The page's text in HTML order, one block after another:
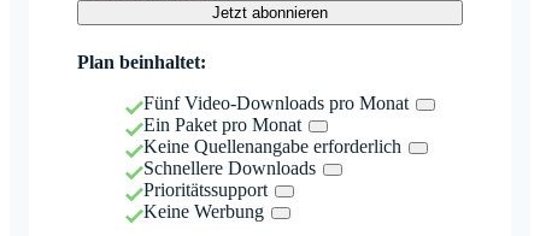
Jetzt abonnieren
Plan beinhaltet:
Fünf Video-Downloads pro Monat
Ein Paket pro Monat
Keine Quellenangabe erforderlich
Schnellere Downloads
Prioritätssupport
Keine Werbung